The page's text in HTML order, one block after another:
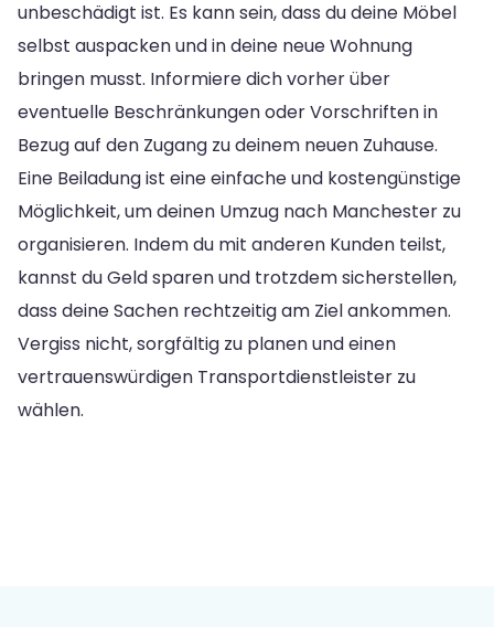
unbeschädigt ist. Es kann sein, dass du deine Möbel
selbst auspacken und in deine neue Wohnung
bringen musst. Informiere dich vorher über
eventuelle Beschränkungen oder Vorschriften in
Bezug auf den Zugang zu deinem neuen Zuhause.
Eine Beiladung ist eine einfache und kostengünstige
Möglichkeit, um deinen Umzug nach Manchester zu
organisieren. Indem du mit anderen Kunden teilst,
kannst du Geld sparen und trotzdem sicherstellen,
dass deine Sachen rechtzeitig am Ziel ankommen.
Vergiss nicht, sorgfältig zu planen und einen
vertrauenswürdigen Transportdienstleister zu
wählen.